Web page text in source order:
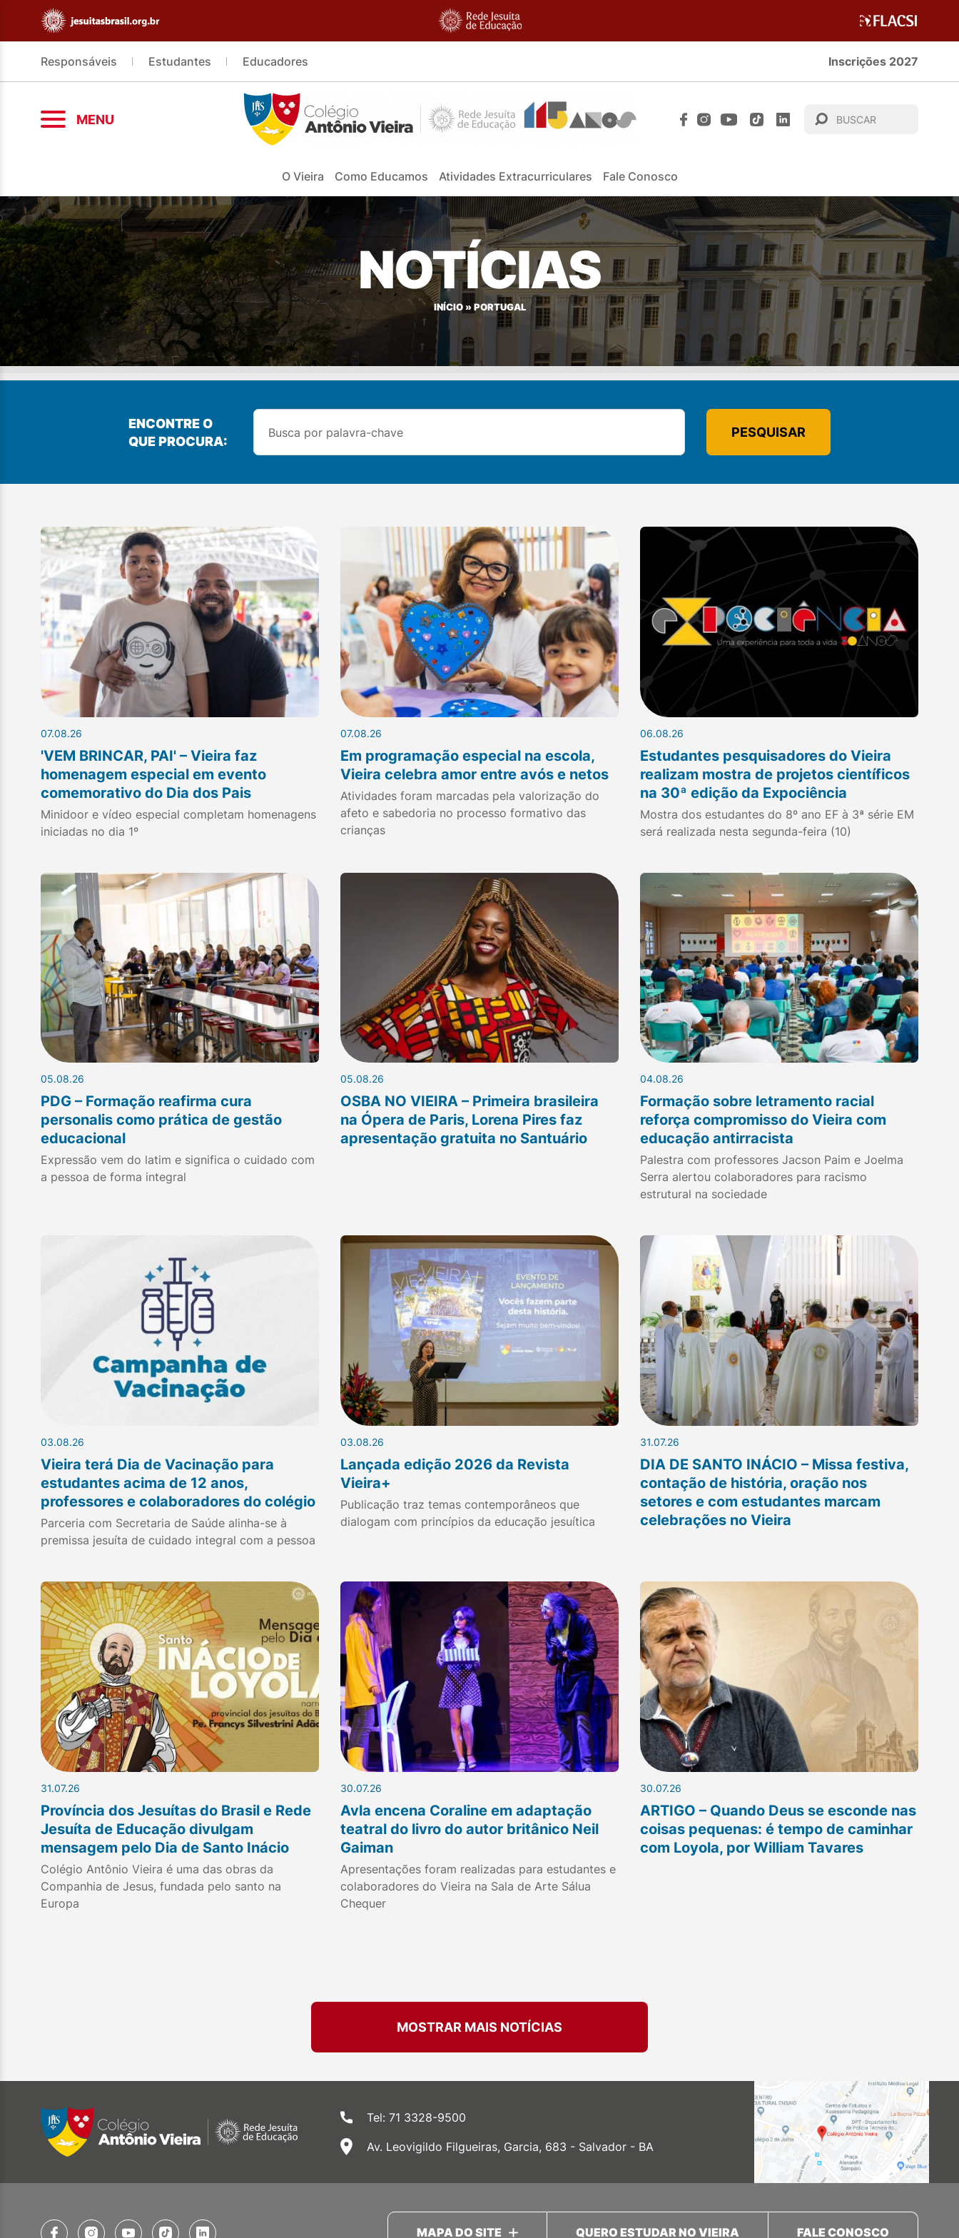
Responsáveis Estudantes Educadores Inscrições 2027
MENU
O Vieira Como Educamos Atividades Extracurriculares Fale Conosco
NOTÍCIAS
INÍCIO» PORTUGAL
ENCONTRE O
QUE PROCURA:
PESQUISAR
07.08.26
'VEM BRINCAR, PAI' – Vieira faz
homenagem especial em evento
comemorativo do Dia dos Pais
Minidoor e vídeo especial completam homenagens
iniciadas no dia 1º
07.08.26
Em programação especial na escola,
Vieira celebra amor entre avós e netos
Atividades foram marcadas pela valorização do
afeto e sabedoria no processo formativo das
crianças
06.08.26
Estudantes pesquisadores do Vieira
realizam mostra de projetos científicos
na 30ª edição da Expociência
Mostra dos estudantes do 8º ano EF à 3ª série EM
será realizada nesta segunda-feira (10)
05.08.26
PDG – Formação reafirma cura
personalis como prática de gestão
educacional
Expressão vem do latim e significa o cuidado com
a pessoa de forma integral
05.08.26
OSBA NO VIEIRA – Primeira brasileira
na Ópera de Paris, Lorena Pires faz
apresentação gratuita no Santuário
04.08.26
Formação sobre letramento racial
reforça compromisso do Vieira com
educação antirracista
Palestra com professores Jacson Paim e Joelma
Serra alertou colaboradores para racismo
estrutural na sociedade
03.08.26
Vieira terá Dia de Vacinação para
estudantes acima de 12 anos,
professores e colaboradores do colégio
Parceria com Secretaria de Saúde alinha-se à
premissa jesuíta de cuidado integral com a pessoa
03.08.26
Lançada edição 2026 da Revista
Vieira+
Publicação traz temas contemporâneos que
dialogam com princípios da educação jesuítica
31.07.26
DIA DE SANTO INÁCIO – Missa festiva,
contação de história, oração nos
setores e com estudantes marcam
celebrações no Vieira
31.07.26
Província dos Jesuítas do Brasil e Rede
Jesuíta de Educação divulgam
mensagem pelo Dia de Santo Inácio
Colégio Antônio Vieira é uma das obras da
Companhia de Jesus, fundada pelo santo na
Europa
30.07.26
Avla encena Coraline em adaptação
teatral do livro do autor britânico Neil
Gaiman
Apresentações foram realizadas para estudantes e
colaboradores do Vieira na Sala de Arte Sálua
Chequer
30.07.26
ARTIGO – Quando Deus se esconde nas
coisas pequenas: é tempo de caminhar
com Loyola, por William Tavares
MOSTRAR MAIS NOTÍCIAS
Tel: 71 3328-9500
Av. Leovigildo Filgueiras, Garcia, 683 - Salvador - BA
MAPA DO SITE QUERO ESTUDAR NO VIEIRA FALE CONOSCO